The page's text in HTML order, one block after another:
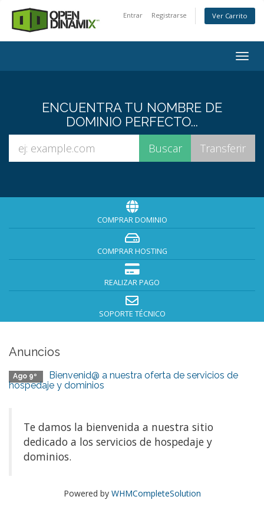
Entrar Registrarse Ver Carrito
ENCUENTRA TU NOMBRE DE
DOMINIO PERFECTO...
COMPRAR DOMINIO
COMPRAR HOSTING
REALIZAR PAGO
SOPORTE TÉCNICO
Anuncios
Ago 9º
Bienvenid@ a nuestra oferta de servicios de
hospedaje y dominios
Te damos la bienvenida a nuestra sitio
dedicado a los servicios de hospedaje y
dominios.
Powered by WHMCompleteSolution